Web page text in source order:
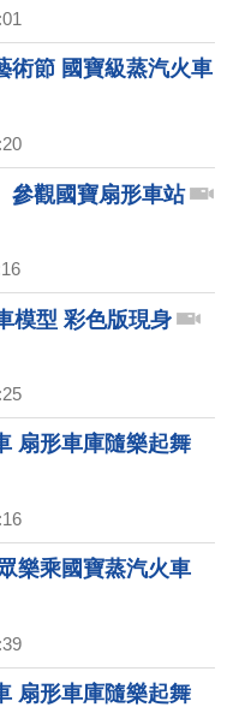
術節 國寶級蒸汽火車
觀國寶扇形車站
模型 彩色版現身
扇形車庫隨樂起舞
樂乘國寶蒸汽火車
扇形車庫隨樂起舞